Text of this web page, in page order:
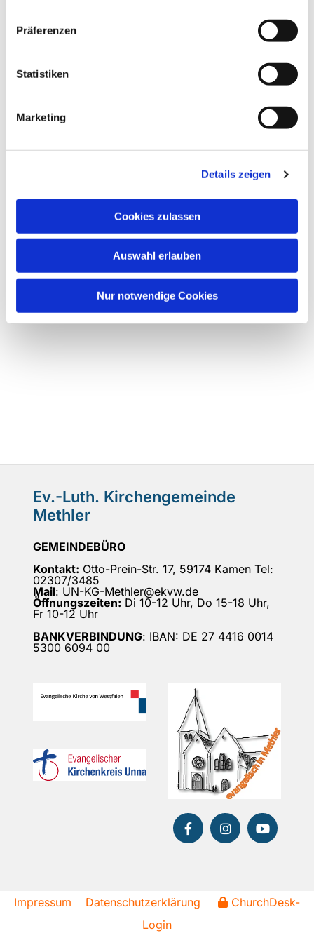
Präferenzen
Statistiken
Marketing
Details zeigen
Cookies zulassen
Auswahl erlauben
Nur notwendige Cookies
Ev.-Luth. Kirchengemeinde
Methler
GEMEINDEBÜRO
Kontakt: Otto-Prein-Str. 17, 59174 Kamen Tel:
02307/3485
Mail: UN-KG-Methler@ekvw.de
Öffnungszeiten: Di 10-12 Uhr, Do 15-18 Uhr,
Fr 10-12 Uhr
BANKVERBINDUNG: IBAN: DE 27 4416 0014
5300 6094 00
Impressum Datenschutzerklärung
ChurchDesk-
Login